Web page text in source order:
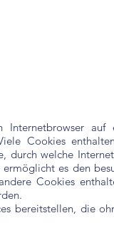
Internetbrowser auf
Cookies
durch welche
es den
Cookies
bereitstellen, die